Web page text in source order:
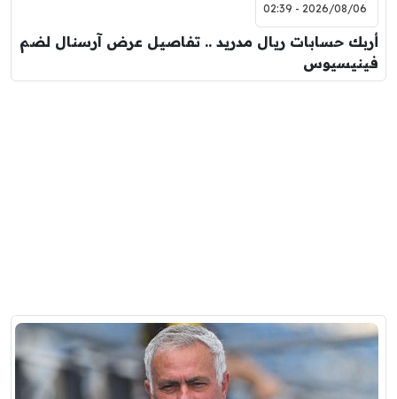
2026/08/06 - 02:39
أربك حسابات ريال مدريد .. تفاصيل عرض آرسنال لضم
فينيسيوس